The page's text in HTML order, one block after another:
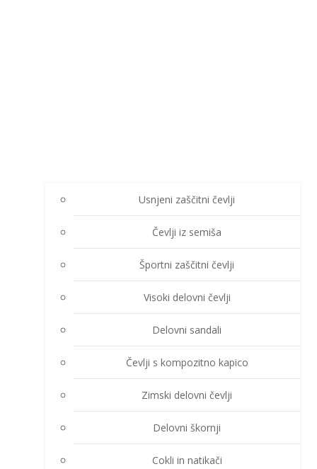
Usnjeni zaščitni čevlji
Čevlji iz semiša
Športni zaščitni čevlji
Visoki delovni čevlji
Delovni sandali
Čevlji s kompozitno kapico
Zimski delovni čevlji
Delovni škornji
Cokli in natikači